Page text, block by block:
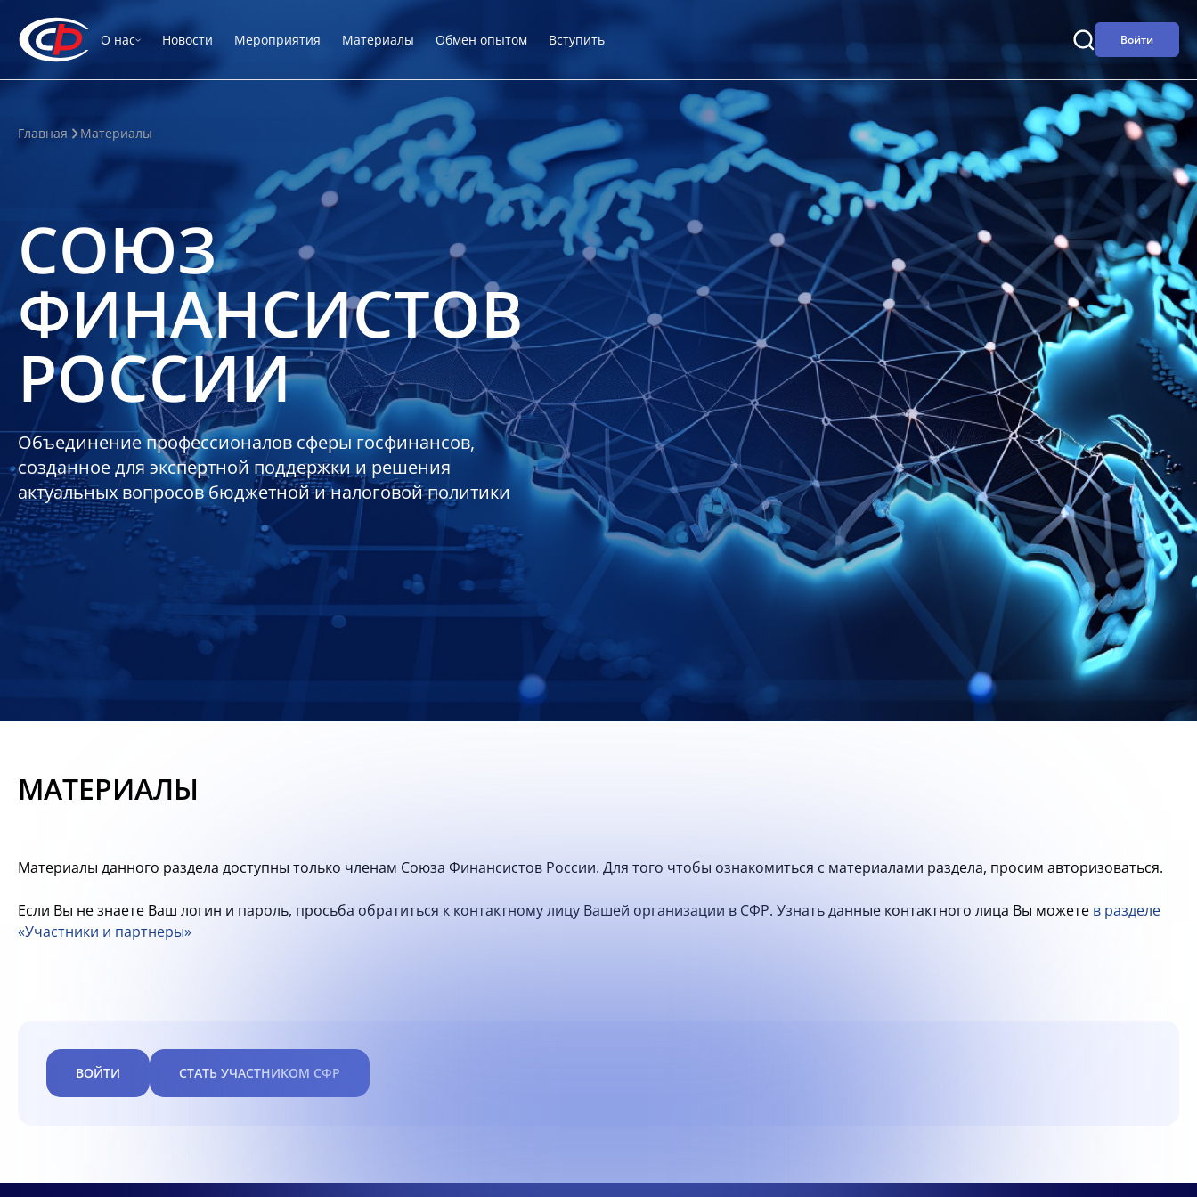
О нас Новости Мероприятия Материалы Обмен опытом Вступить Войти
Главная Материалы
СОЮЗ
ФИНАНСИСТОВ
РОССИИ
Объединение профессионалов сферы госфинансов,
созданное для экспертной поддержки и решения
актуальных вопросов бюджетной и налоговой политики
МАТЕРИАЛЫ
Материалы данного раздела доступны только членам Союза Финансистов России. Для того чтобы ознакомиться с материалами раздела, просим авторизоваться.
Если Вы не знаете Ваш логин и пароль, просьба обратиться к контактному лицу Вашей организации в СФР. Узнать данные контактного лица Вы можете в разделе
«Участники и партнеры»
ВОЙТИ СТАТЬ УЧАСТНИКОМ СФР